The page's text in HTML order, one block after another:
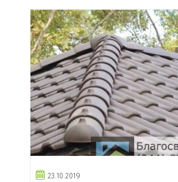
23.10.2019